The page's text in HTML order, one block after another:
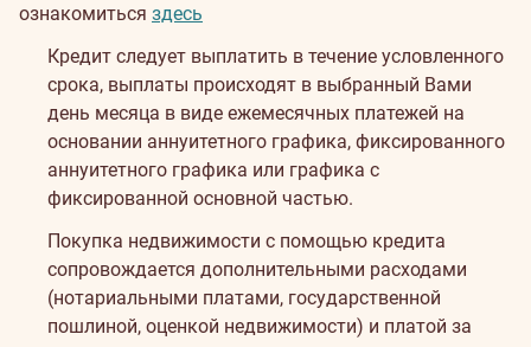
ознакомиться здесь
Кредит следует выплатить в течение условленного
срока, выплаты происходят в выбранный Вами
день месяца в виде ежемесячных платежей на
основании аннуитетного графика, фиксированного
аннуитетного графика или графика с
фиксированной основной частью.
Покупка недвижимости с помощью кредита
сопровождается дополнительными расходами
(нотариальными платами, государственной
пошлиной, оценкой недвижимости) и платой за